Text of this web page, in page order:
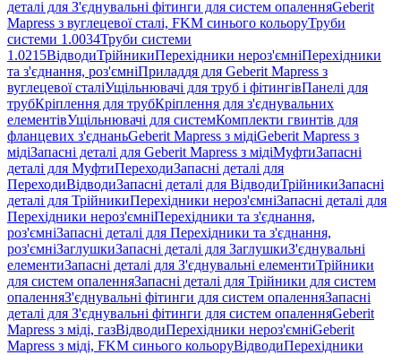
деталі для З'єднувальні фітинги для систем опаленняGeberit
Mapress з вуглецевої сталі, FKM синього кольоруТруби
системи 1.0034Труби системи
1.0215ВідводиТрійникиПерехідники нероз'ємніПерехідники
та з'єднання, роз'ємніПриладдя для Geberit Mapress з
вуглецевої сталіУщільнювачі для труб і фітингівПанелі для
трубКріплення для трубКріплення для з'єднувальних
елементівУщільнювачі для системКомплекти гвинтів для
фланцевих з'єднаньGeberit Mapress з мідіGeberit Mapress з
мідіЗапасні деталі для Geberit Mapress з мідіМуфтиЗапасні
деталі для МуфтиПереходиЗапасні деталі для
ПереходиВідводиЗапасні деталі для ВідводиТрійникиЗапасні
деталі для ТрійникиПерехідники нероз'ємніЗапасні деталі для
Перехідники нероз'ємніПерехідники та з'єднання,
роз'ємніЗапасні деталі для Перехідники та з'єднання,
роз'ємніЗаглушкиЗапасні деталі для ЗаглушкиЗ'єднувальні
елементиЗапасні деталі для З'єднувальні елементиТрійники
для систем опаленняЗапасні деталі для Трійники для систем
опаленняЗ'єднувальні фітинги для систем опаленняЗапасні
деталі для З'єднувальні фітинги для систем опаленняGeberit
Mapress з міді, газВідводиПерехідники нероз'ємніGeberit
Mapress з міді, FKM синього кольоруВідводиПерехідники